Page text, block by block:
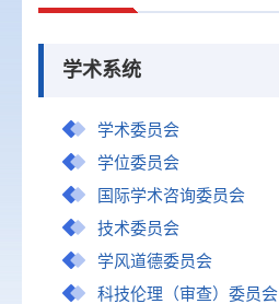
学术系统
学术委员会
学位委员会
国际学术咨询委员会
技术委员会
学风道德委员会
科技伦理（审查）委员会